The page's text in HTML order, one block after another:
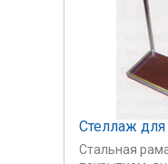
Стеллаж
Стальная